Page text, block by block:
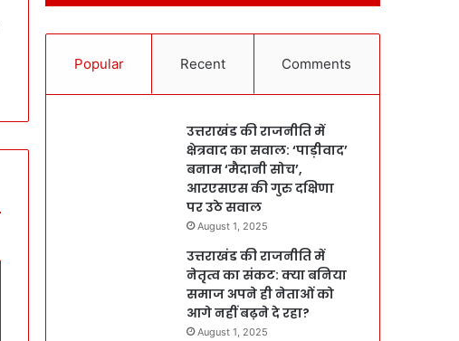
Popular Recent Comments
उत्तराखंड की राजनीति में
क्षेत्रवाद का सवाल: ‘पाड़ीवाद’
बनाम ‘मैदानी सोच’,
आरएसएस की गुरु दक्षिणा
पर उठे सवाल
August 1, 2025
उत्तराखंड की राजनीति में
नेतृत्व का संकट: क्या बनिया
समाज अपने ही नेताओं को
आगे नहीं बढ़ने दे रहा?
August 1, 2025